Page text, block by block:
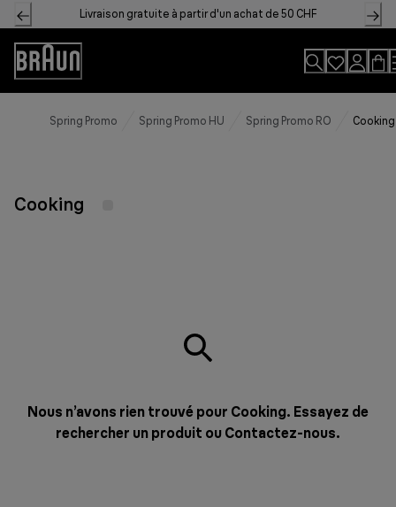
Skip
to
Content
Livraison gratuite à partir d'un achat de 50 CHF
Accessibility
Statement
Spring Promo Spring Promo HU Spring Promo RO Cooking
Cooking
Nous n’avons rien trouvé pour Cooking. Essayez de
rechercher un produit ou Contactez-nous.